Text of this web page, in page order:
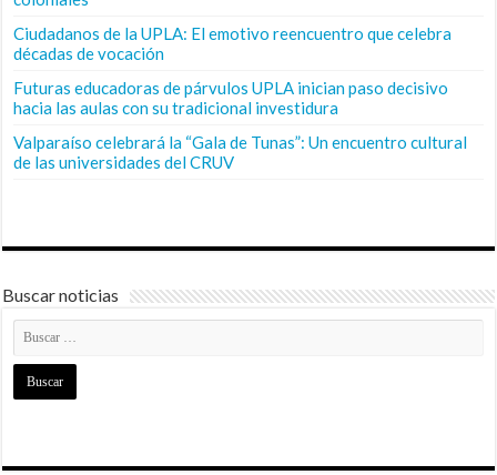
Ciudadanos de la UPLA: El emotivo reencuentro que celebra
décadas de vocación
Futuras educadoras de párvulos UPLA inician paso decisivo
hacia las aulas con su tradicional investidura
Valparaíso celebrará la “Gala de Tunas”: Un encuentro cultural
de las universidades del CRUV
Buscar noticias